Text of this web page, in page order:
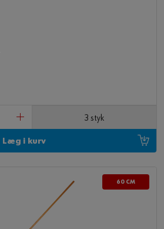
3 styk
Læg i kurv
60 CM